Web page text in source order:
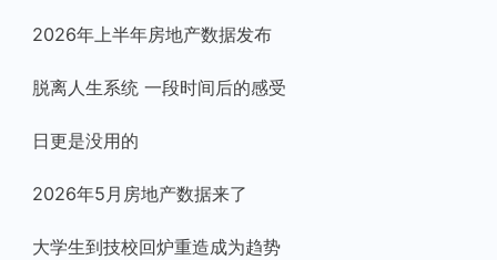
2026年上半年房地产数据发布
脱离人生系统 一段时间后的感受
日更是没用的
2026年5月房地产数据来了
大学生到技校回炉重造成为趋势